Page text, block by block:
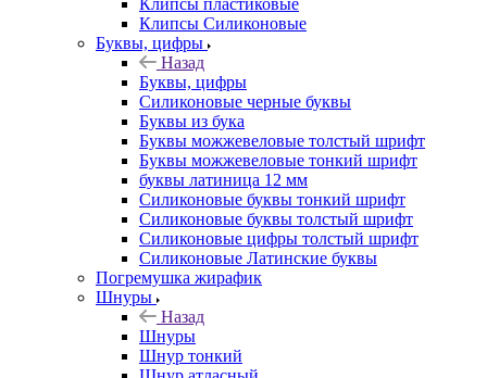
Клипсы пластиковые
Клипсы Силиконовые
Буквы, цифры
Назад
Буквы, цифры
Силиконовые черные буквы
Буквы из бука
Буквы можжевеловые толстый шрифт
Буквы можжевеловые тонкий шрифт
буквы латиница 12 мм
Силиконовые буквы тонкий шрифт
Силиконовые буквы толстый шрифт
Силиконовые цифры толстый шрифт
Силиконовые Латинские буквы
Погремушка жирафик
Шнуры
Назад
Шнуры
Шнур тонкий